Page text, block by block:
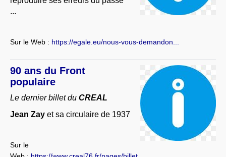
...
Sur le Web : https://egale.eu/nous-vous-demandon...
90 ans du Front
populaire
Le dernier billet du CREAL
Jean Zay et sa circulaire de 1937
Sur le